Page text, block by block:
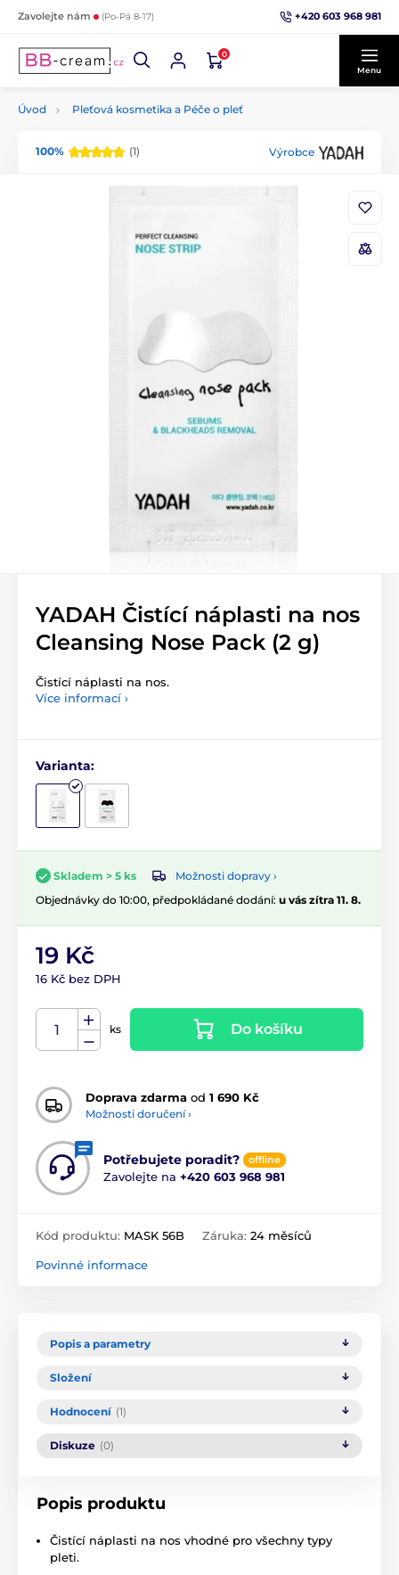
Zavolejte nám (Po-Pá 8-17) +420 603 968 981
0
Menu
Úvod Pleťová kosmetika a Péče o pleť
100% (1) Výrobce
YADAH Čistící náplasti na nos
Cleansing Nose Pack (2 g)
Čistící náplasti na nos.
Více informací ›
Varianta:
Skladem > 5 ks
Možnosti dopravy ›
Objednávky do 10:00, předpokládané dodání: u vás zítra 11. 8.
19 Kč
16 Kč bez DPH
ks Do košíku
Doprava zdarma od 1 690 Kč
Možnosti doručení ›
Potřebujete poradit? offline
Zavolejte na +420 603 968 981
Kód produktu: MASK 56B Záruka: 24 měsíců
Povinné informace
Popis a parametry
Složení
Hodnocení (1)
Diskuze (0)
Popis produktu
Čistící náplasti na nos vhodné pro všechny typy
pleti.